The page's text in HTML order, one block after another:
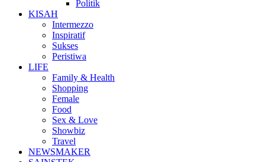
Politik
KISAH
Intermezzo
Inspiratif
Sukses
Peristiwa
LIFE
Family & Health
Shopping
Female
Food
Sex & Love
Showbiz
Travel
NEWSMAKER